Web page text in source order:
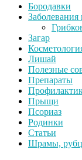
Бородавки
Заболевания
Загар
Лишай
Полезные
Препараты
Прыщи
Псориаз
Родинки
Статьи
Шрамы,